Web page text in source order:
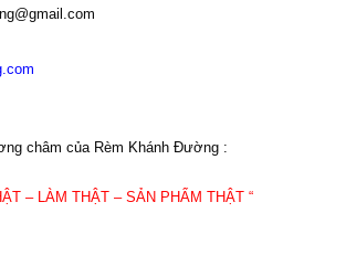
châm của Rèm Khánh Đường :
– LÀM THẬT – SẢN PHẨM THẬT “